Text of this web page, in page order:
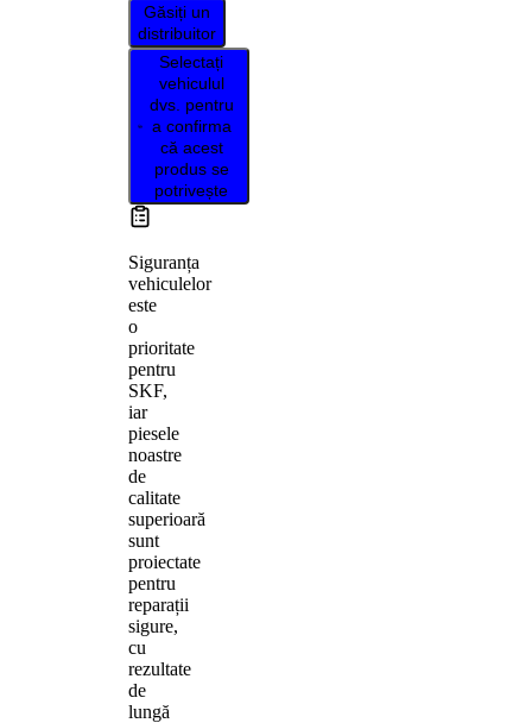
Găsiți un
distribuitor
Selectați
vehiculul
dvs. pentru
a confirma
că acest
produs se
potrivește
Siguranța
vehiculelor
este
o
prioritate
pentru
SKF,
iar
piesele
noastre
de
calitate
superioară
sunt
proiectate
pentru
reparații
sigure,
cu
rezultate
de
lungă